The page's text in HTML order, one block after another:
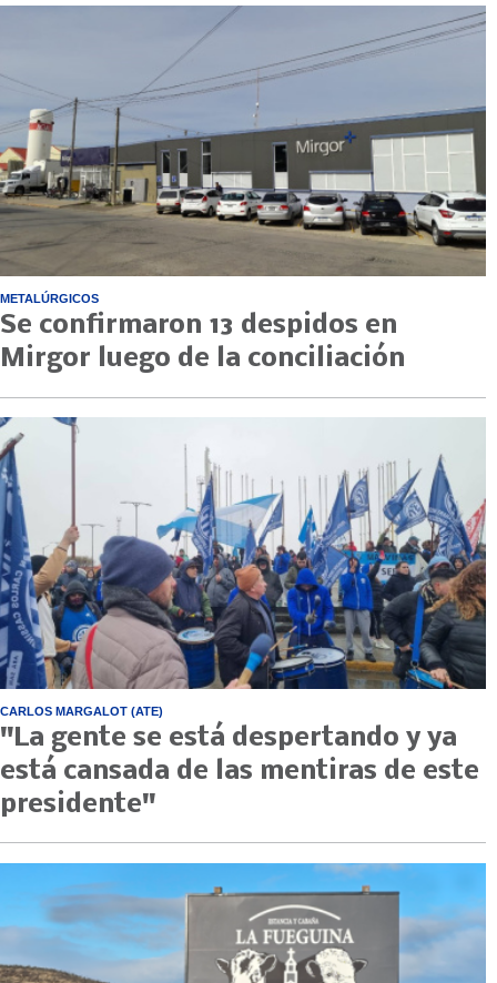
METALÚRGICOS
Se confirmaron 13 despidos en
Mirgor luego de la conciliación
CARLOS MARGALOT (ATE)
"La gente se está despertando y ya
está cansada de las mentiras de este
presidente"